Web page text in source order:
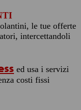
le tue offerte
intercettandoli
ed usa i servizi
costi fissi